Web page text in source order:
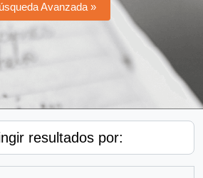
Avanzada »
resultados por: